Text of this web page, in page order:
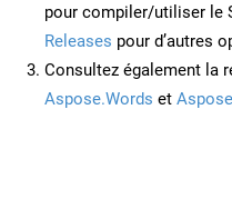
pour compiler/utiliser le
Releases pour d’autres
Consultez également la
Aspose.Words et